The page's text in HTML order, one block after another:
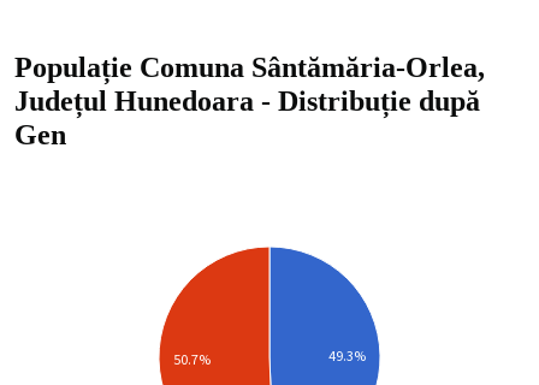
Populație Comuna Sântămăria-Orlea,
Județul Hunedoara - Distribuție după
Gen
49.3%
50.7%